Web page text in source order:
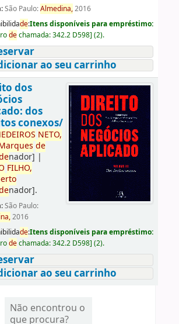
São Paulo:Almedina,2016
de:Itens disponíveis para empréstimo:
dechamada:342.2 D598] (2).
ao seu carrinho
dos
dos
conexos/
DEIROS NETO,
de
nador] |
FILHO,
nador].
São Paulo:
2016
de:Itens disponíveis para empréstimo:
dechamada:342.2 D598] (2).
ao seu carrinho
Não encontrou o
que procura?